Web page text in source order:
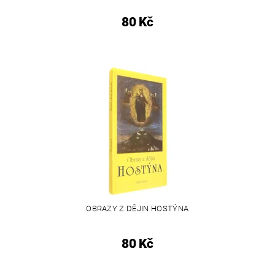
80 Kč
OBRAZY Z DĚJIN HOSTÝNA
80 Kč